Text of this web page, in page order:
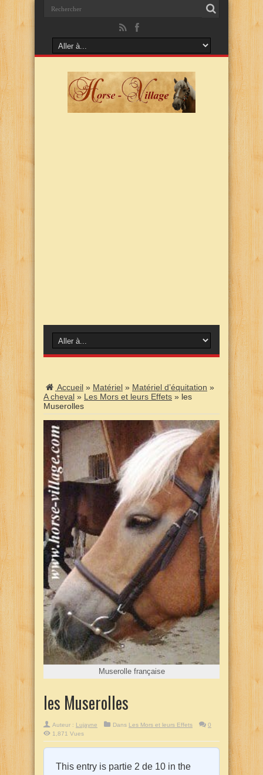
Accueil » Matériel » Matériel d’équitation »
A cheval » Les Mors et leurs Effets » les
Muserolles
Muserolle française
les Muserolles
Auteur : Lujayne Dans Les Mors et leurs Effets
0
1,871 Vues
This entry is partie 2 de 10 in the